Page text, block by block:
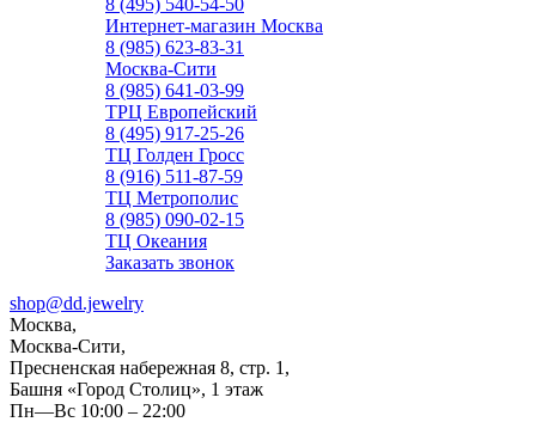
8 (495) 540-54-50
Интернет-магазин Москва
8 (985) 623-83-31
Москва-Сити
8 (985) 641-03-99
ТРЦ Европейский
8 (495) 917-25-26
ТЦ Голден Гросс
8 (916) 511-87-59
ТЦ Метрополис
8 (985) 090-02-15
ТЦ Океания
Заказать звонок
shop@dd.jewelry
Москва,
Москва-Сити,
Пресненская набережная 8, стр. 1,
Башня «Город Столиц», 1 этаж
Пн—Вс 10:00 – 22:00